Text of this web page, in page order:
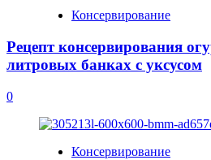
Консервирование
Рецепт консервирования
литровых банках с уксусом
0
Консервирование